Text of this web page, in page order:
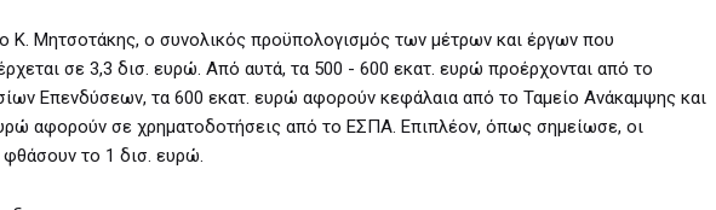
Κ. Μητσοτάκης, ο συνολικός προϋπολογισμός των μέτρων και έργων που
σε 3,3 δισ. ευρώ. Από αυτά, τα 500 - 600 εκατ. ευρώ προέρχονται από το
Επενδύσεων, τα 600 εκατ. ευρώ αφορούν κεφάλαια από το Ταμείο Ανάκαμψης και
αφορούν σε χρηματοδοτήσεις από το ΕΣΠΑ. Επιπλέον, όπως σημείωσε, οι
το 1 δισ. ευρώ.